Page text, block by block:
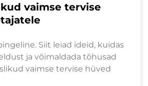
vaimse tervise
Siit leiad ideid, kuidas
ja võimaldada tõhusad
vaimse tervise hüved